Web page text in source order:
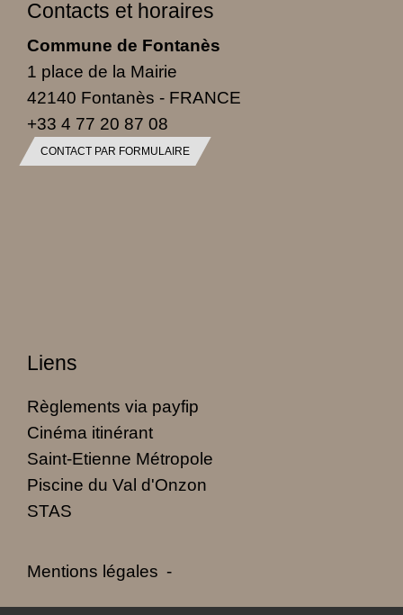
Contacts et horaires
Commune de Fontanès
1 place de la Mairie
42140 Fontanès - FRANCE
+33 4 77 20 87 08
CONTACT PAR FORMULAIRE
Liens
Règlements via payfip
Cinéma itinérant
Saint-Etienne Métropole
Piscine du Val d'Onzon
STAS
Mentions légales -